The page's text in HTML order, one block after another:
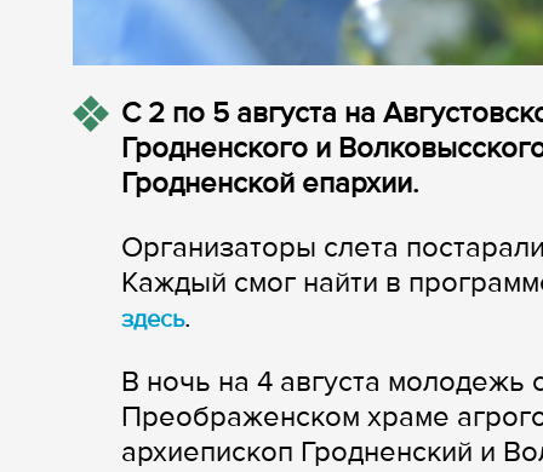
С 2 по 5 августа на
Гродненского и
Гродненской епархии.
Организаторы слета
Каждый смог найти в
здесь.
В ночь на 4 августа молодежь
Преображенском храме
архиепископ Гродненский и